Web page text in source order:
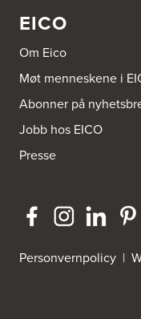
EICO
Om Eico
Møt menneskene i
Abonner på
Jobb hos EICO
Presse
Personvernpolicy |